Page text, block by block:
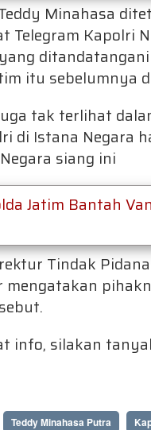
Minahasa
Telegram Kapolri
itu sebelumnya
tak terlihat
di Istana Negara
siang ini
Jatim Bantah
Tindak
mengatakan
info, silakan
Teddy Minahasa Putra